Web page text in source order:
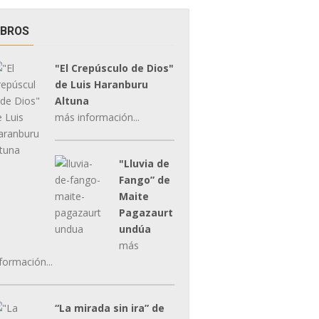
"El Crepúsculo de Dios"
de Luis Haranburu
Altuna
más información...
"Lluvia de
Fango” de
Maite
Pagazaurt
undúa
más
“La mirada sin ira” de